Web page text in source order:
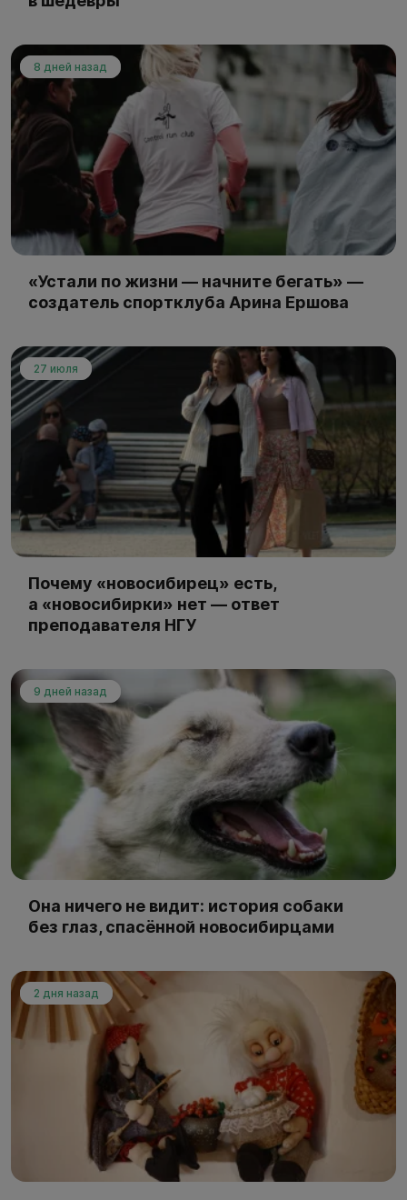
8 дней назад
«Устали по жизни — начните бегать» —
создатель спортклуба Арина Ершова
27 июля
Почему «новосибирец» есть,
а «новосибирки» нет — ответ
преподавателя НГУ
9 дней назад
Она ничего не видит: история собаки
без глаз, спасённой новосибирцами
2 дня назад